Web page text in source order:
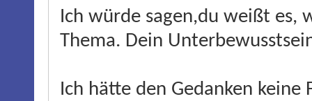
Ich würde sagen,du weißt es,
Thema. Dein
Ich hätte den Gedanken keine